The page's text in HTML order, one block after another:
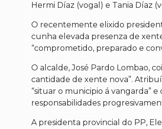
Hermi Díaz (vogal) e Tania Díaz
O recentemente elixido
cunha elevada presenza de
“comprometido, preparado e
O alcalde, José Pardo Lombao,
cantidade de xente nova”.
“situar o municipio á vangarda”
responsabilidades
A presidenta provincial do PP,